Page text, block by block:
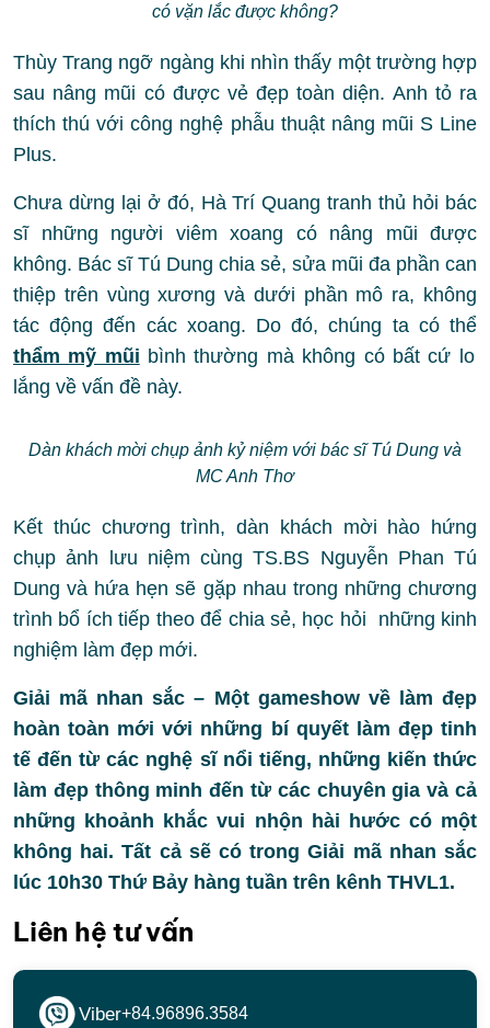
có vặn lắc được không?
Thùy Trang ngỡ ngàng khi nhìn thấy một trường hợp
sau nâng mũi có được vẻ đẹp toàn diện. Anh tỏ ra
thích thú với công nghệ phẫu thuật nâng mũi S Line
Plus.
Chưa dừng lại ở đó, Hà Trí Quang tranh thủ hỏi bác
sĩ những người viêm xoang có nâng mũi được
không. Bác sĩ Tú Dung chia sẻ, sửa mũi đa phần can
thiệp trên vùng xương và dưới phần mô ra, không
tác động đến các xoang. Do đó, chúng ta có thể
thẩm mỹ mũi bình thường mà không có bất cứ lo
lắng về vấn đề này.
Dàn khách mời chụp ảnh kỷ niệm với bác sĩ Tú Dung và
MC Anh Thơ
Kết thúc chương trình, dàn khách mời hào hứng
chụp ảnh lưu niệm cùng TS.BS Nguyễn Phan Tú
Dung và hứa hẹn sẽ gặp nhau trong những chương
trình bổ ích tiếp theo để chia sẻ, học hỏi những kinh
nghiệm làm đẹp mới.
Giải mã nhan sắc – Một gameshow về làm đẹp
hoàn toàn mới với những bí quyết làm đẹp tinh
tế đến từ các nghệ sĩ nổi tiếng, những kiến thức
làm đẹp thông minh đến từ các chuyên gia và cả
những khoảnh khắc vui nhộn hài hước có một
không hai. Tất cả sẽ có trong Giải mã nhan sắc
lúc 10h30 Thứ Bảy hàng tuần trên kênh THVL1.
Liên hệ tư vấn
Viber+84.96896.3584